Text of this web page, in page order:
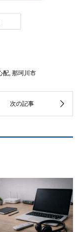
配 那珂川市